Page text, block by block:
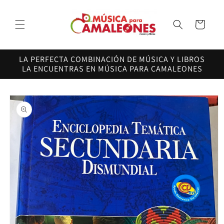
al contenido
Carrito
LA PERFECTA COMBINACIÓN DE MÚSICA Y LIBROS
LA ENCUENTRAS EN MÚSICA PARA CAMALEONES
directamente
a la
información
del producto